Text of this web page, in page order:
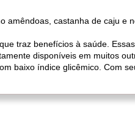
amêndoas, castanha de caju e
traz benefícios à saúde.
disponíveis em muitos
baixo índice glicêmico. Com